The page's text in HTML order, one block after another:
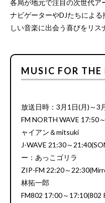
各局が地元で注目の次世代ア
ナビゲーターやDJたちによ
しい音楽に出会う喜びをリス
MUSIC FOR THE
放送日時：3月1日(月)～3
FM NORTH WAVE 17:50
ャイアン＆mitsuki
J-WAVE 21:30～
ー：あっこゴリラ
ZIP-FM 22:20～
林拓一郎
FM802 17:00～